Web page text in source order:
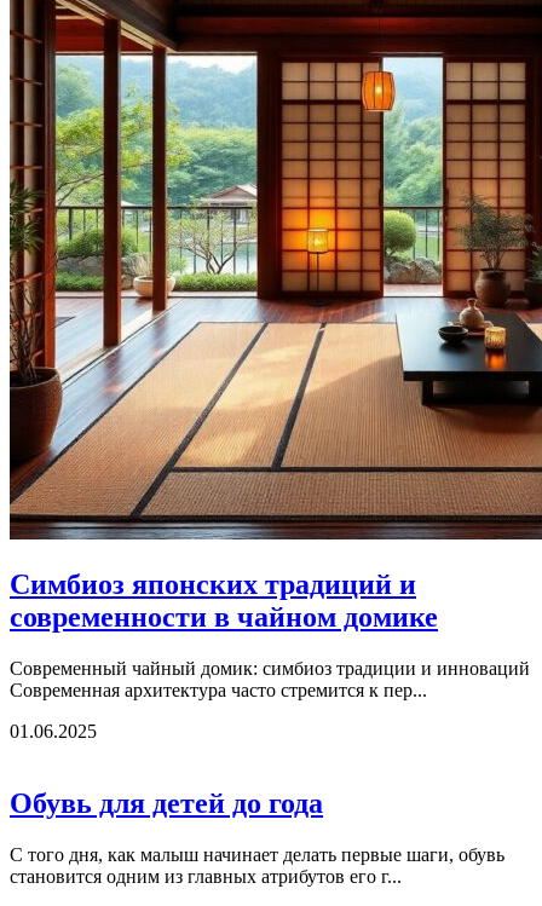
Симбиоз японских традиций и
современности в чайном домике
Современный чайный домик: симбиоз традиции и инноваций
Современная архитектура часто стремится к пер...
01.06.2025
Обувь для детей до года
С того дня, как малыш начинает делать первые шаги, обувь
становится одним из главных атрибутов его г...